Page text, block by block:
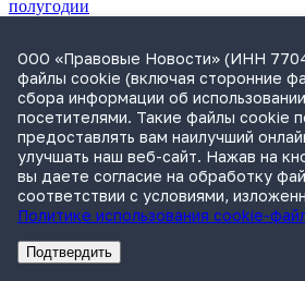
полугодии
NexTouch выкупит активы
Практика
, 13:35
«Евротранс» перешел в полноценный
выпускам облигаций
Практика
, 12:31
Российский судовладелец отозвал
танкера из санкционных списков
Санкции
, 12:23РекламаАдвокатское бюро Санкт-Петербурга
ООО «Правовые Новости» (ИНН
файлы cookie (включая сторонние
сбора информации об
посетителями. Такие файлы cookie
предоставлять вам наилучший
улучшать наш веб-сайт. Нажав на
вы даете согласие на обработку
соответствии с условиями,
Политике использования cookie-
Подтвердить